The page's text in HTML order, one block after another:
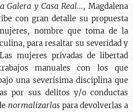
Galera y Casa Real…, Magdalena
con gran detalle su propuesta
nombre que toma de la
para resaltar su severidad y
mujeres privadas de libertad
manuales con los que
una severísima disciplina que
por sus delitos y/o conductas
normalizarlas para devolverlas a